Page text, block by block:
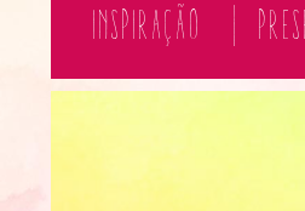
Inspiração |